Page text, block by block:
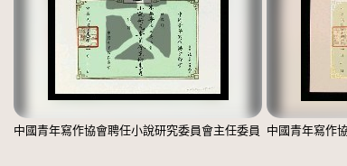
中國青年寫作協會聘任小說研究委員會主任委員 中國青年寫作